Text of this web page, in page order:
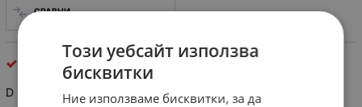
СРАВНИ
интегрални схеми
D 8255 AC
Този уебсайт използва
бисквитки
Ние използваме бисквитки, за да